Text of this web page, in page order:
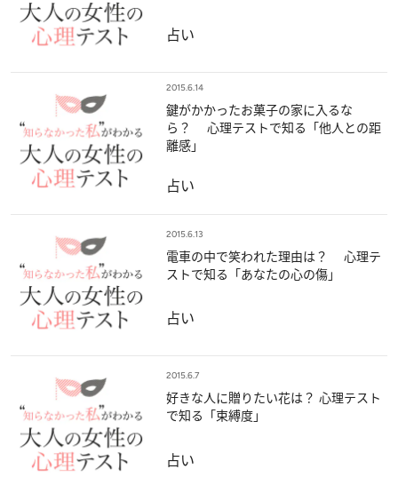
占い
2015.6.14
鍵がかかったお菓子の家に入るな
ら？ 心理テストで知る「他人との距
離感」
占い
2015.6.13
電車の中で笑われた理由は？ 心理テ
ストで知る「あなたの心の傷」
占い
2015.6.7
好きな人に贈りたい花は？ 心理テスト
で知る「束縛度」
占い